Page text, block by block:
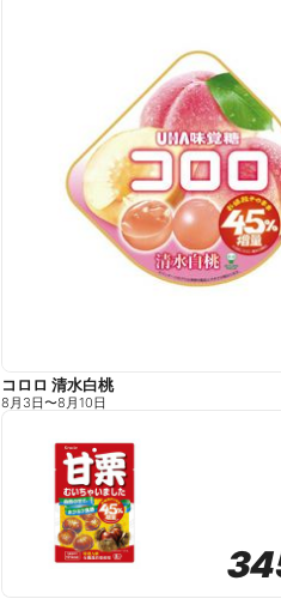
コロロ 清水白桃
8月3日〜8月10日